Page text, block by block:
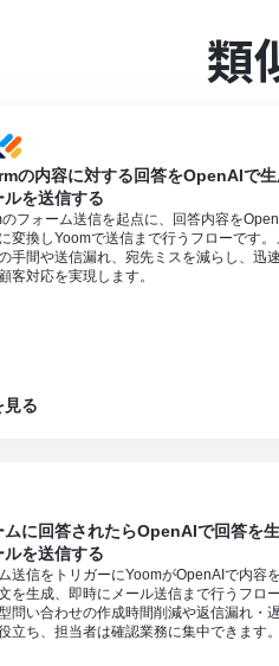
ーは5分、10分、15分、30分、60
によって最短の起動間隔が異なり
パーソナルプラン以上のプランで
エラーとなりますので、ご注意くだ
ナルプランなどの有料プランは、
ができます。
（OpenAI）のアクションを実行
類
の内容に対する回答をOpenAIで生
ルを送信する
フォーム送信を起点に、回答内容を
変換しYoomで送信まで行うフローです。
手間や送信漏れ、宛先ミスを減らし、迅
客対応を実現します。
見る
ムに回答されたらOpenAIで回答を
ルを送信する
送信をトリガーにYoomがOpenAIで内容
を生成、即時にメール送信まで行うフロ
問い合わせの作成時間削減や返信漏れ・
立ち、担当者は確認業務に集中できます。